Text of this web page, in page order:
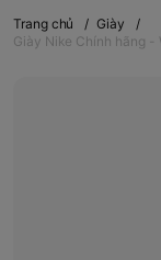
Trang chủ / Giày
/
Giày Nike Chính hãng